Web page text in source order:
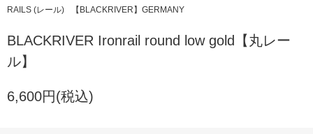
RAILS (レール) 【BLACKRIVER】GERMANY
BLACKRIVER Ironrail round low gold【丸レー
ル】
6,600円(税込)